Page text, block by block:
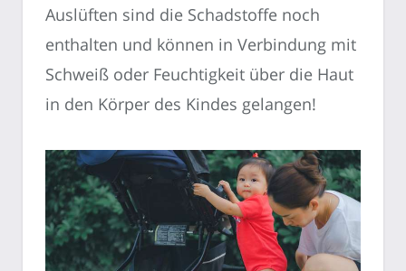
Auslüften sind die Schadstoffe noch
enthalten und können in Verbindung mit
Schweiß oder Feuchtigkeit über die Haut
in den Körper des Kindes gelangen!